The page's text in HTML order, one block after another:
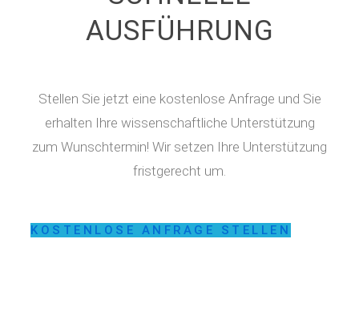
AUSFÜHRUNG
Stellen Sie jetzt eine kostenlose Anfrage und Sie
erhalten Ihre wissenschaftliche Unterstützung
zum Wunschtermin! Wir setzen Ihre Unterstützung
fristgerecht um.
KOSTENLOSE ANFRAGE STELLEN